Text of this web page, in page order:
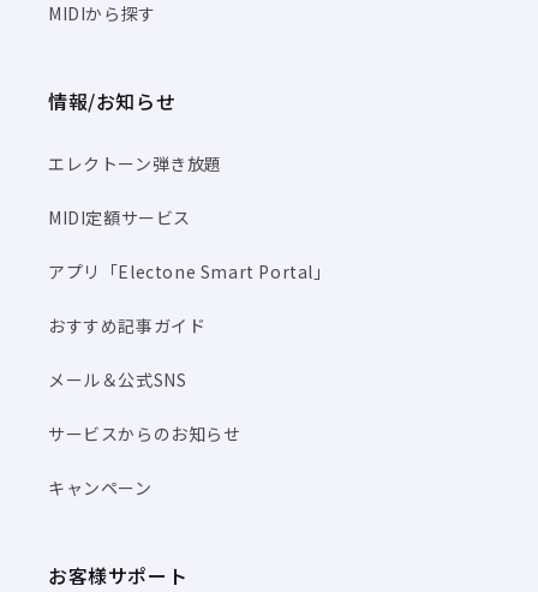
MIDIから探す
情報/お知らせ
エレクトーン弾き放題
MIDI定額サービス
アプリ「Electone Smart Portal」
おすすめ記事ガイド
メール＆公式SNS
サービスからのお知らせ
キャンペーン
お客様サポート